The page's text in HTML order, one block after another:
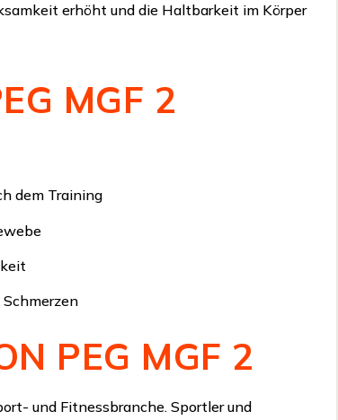
erhöht und die Haltbarkeit im Körper
MGF 2
dem Training
PEG MGF 2
und Fitnessbranche. Sportler und